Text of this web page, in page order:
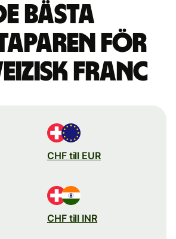
bästa
för
franc
CHF till EUR
CHF till INR